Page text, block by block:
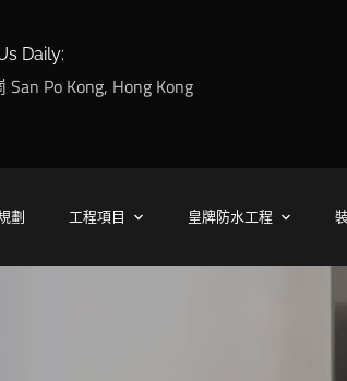
Daily:
San Po Kong, Hong Kong
劃 工程項目 皇牌防水工程